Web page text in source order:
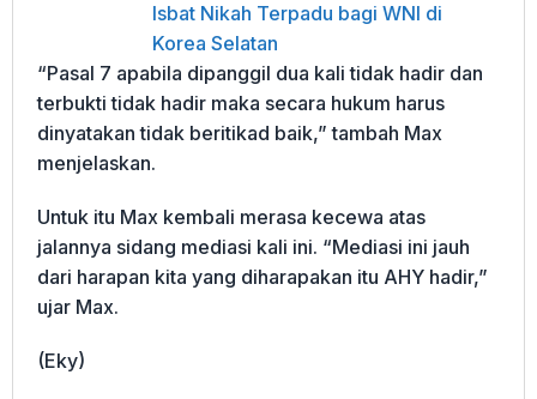
Isbat Nikah Terpadu bagi WNI di
Korea Selatan
“Pasal 7 apabila dipanggil dua kali tidak hadir dan
terbukti tidak hadir maka secara hukum harus
dinyatakan tidak beritikad baik,” tambah Max
menjelaskan.
Untuk itu Max kembali merasa kecewa atas
jalannya sidang mediasi kali ini. “Mediasi ini jauh
dari harapan kita yang diharapakan itu AHY hadir,”
ujar Max.
(Eky)